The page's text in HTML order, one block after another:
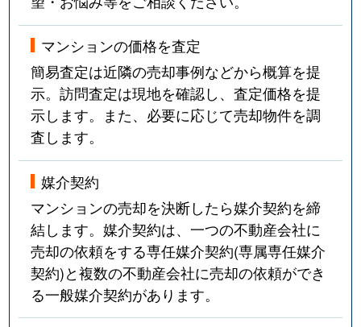
マンションの価格を査定
簡易査定は近隣の売却事例などから概算を提
示。訪問査定は現地を確認し、査定価格を提
示します。また、必要に応じて売却物件を調
査します。
媒介契約
マンションの売却を決断したら媒介契約を締
結します。媒介契約は、一つの不動産会社に
売却の依頼をする専任媒介契約(専属専任媒介
契約)と複数の不動産会社に売却の依頼ができ
る一般媒介契約があります。